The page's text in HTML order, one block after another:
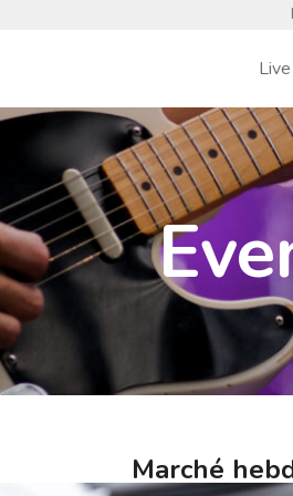
Live
Marché